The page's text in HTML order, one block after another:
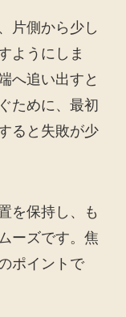
片側から少し
ようにしま
へ追い出すと
ために、最初
ると失敗が少
を保持し、も
ーズです。焦
ポイントで